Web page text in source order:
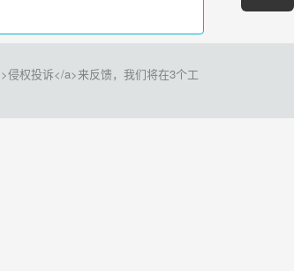
权投诉</a>来反馈，我们将在3个工